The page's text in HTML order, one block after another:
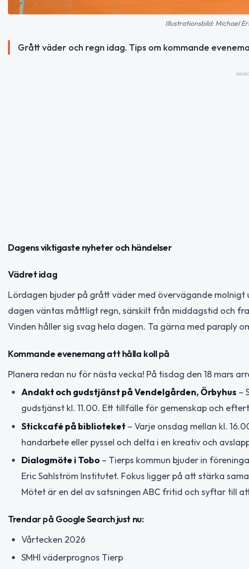
Illustrationsbild: Michael
Grått väder och regn idag. Tips om kommande
Dagens viktigaste nyheter och händelser
Vädret idag
Lördagen bjuder på grått väder med övervägande
dagen väntas måttligt regn, särskilt från middagstid och
Vinden håller sig svag hela dagen. Ta gärna med paraply
Kommande evenemang att hålla koll på
Planera redan nu för nästa vecka! På tisdag den 18 mars
Andakt och gudstjänst på Vendelgården, Örbyhus –
gudstjänst kl. 11.00. Ett tillfälle för gemenskap och
Stickcafé på biblioteket – Varje onsdag mellan kl.
handarbete eller pyssel och delta i en kreativ och
Dialogmöte i Tobo – Tierps kommun bjuder in
Eric Sahlström Institutet. Fokus ligger på att stärka
Mötet är en del av satsningen ABC fritid och syftar till
Trendar på Google Search just nu:
Vårtecken 2026
SMHI väderprognos Tierp